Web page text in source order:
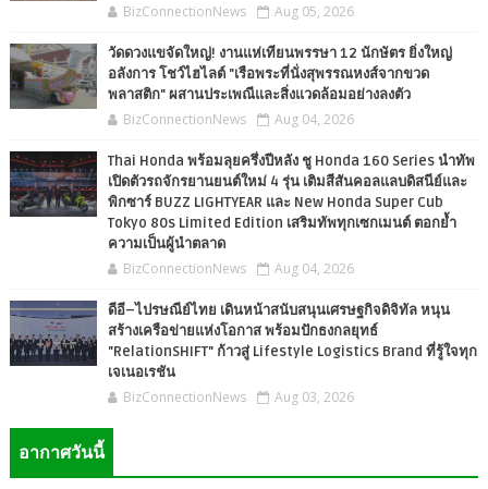
BizConnectionNews Aug 05, 2026
วัดดวงแขจัดใหญ่! งานแห่เทียนพรรษา 12 นักษัตร ยิ่งใหญ่
อลังการ โชว์ไฮไลต์ "เรือพระที่นั่งสุพรรณหงส์จากขวด
พลาสติก" ผสานประเพณีและสิ่งแวดล้อมอย่างลงตัว
BizConnectionNews Aug 04, 2026
Thai Honda พร้อมลุยครึ่งปีหลัง ชู Honda 160 Series นำทัพ
เปิดตัวรถจักรยานยนต์ใหม่ 4 รุ่น เติมสีสันคอลแลบดิสนีย์และ
พิกซาร์ BUZZ LIGHTYEAR และ New Honda Super Cub
Tokyo 80s Limited Edition เสริมทัพทุกเซกเมนต์ ตอกย้ำ
ความเป็นผู้นำตลาด
BizConnectionNews Aug 04, 2026
ดีอี–ไปรษณีย์ไทย เดินหน้าสนับสนุนเศรษฐกิจดิจิทัล หนุน
สร้างเครือข่ายแห่งโอกาส พร้อมปักธงกลยุทธ์
"RelationSHIFT" ก้าวสู่ Lifestyle Logistics Brand ที่รู้ใจทุก
เจเนอเรชัน
BizConnectionNews Aug 03, 2026
อากาศวันนี้